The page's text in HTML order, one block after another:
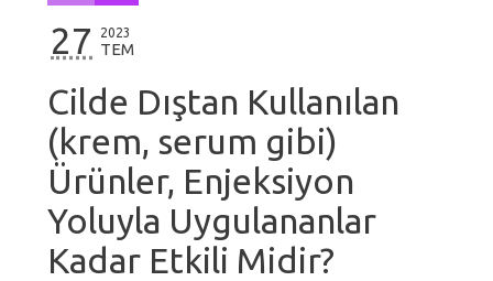
27 2023
TEM
Cilde Dıştan Kullanılan
(krem, serum gibi)
Ürünler, Enjeksiyon
Yoluyla Uygulananlar
Kadar Etkili Midir?